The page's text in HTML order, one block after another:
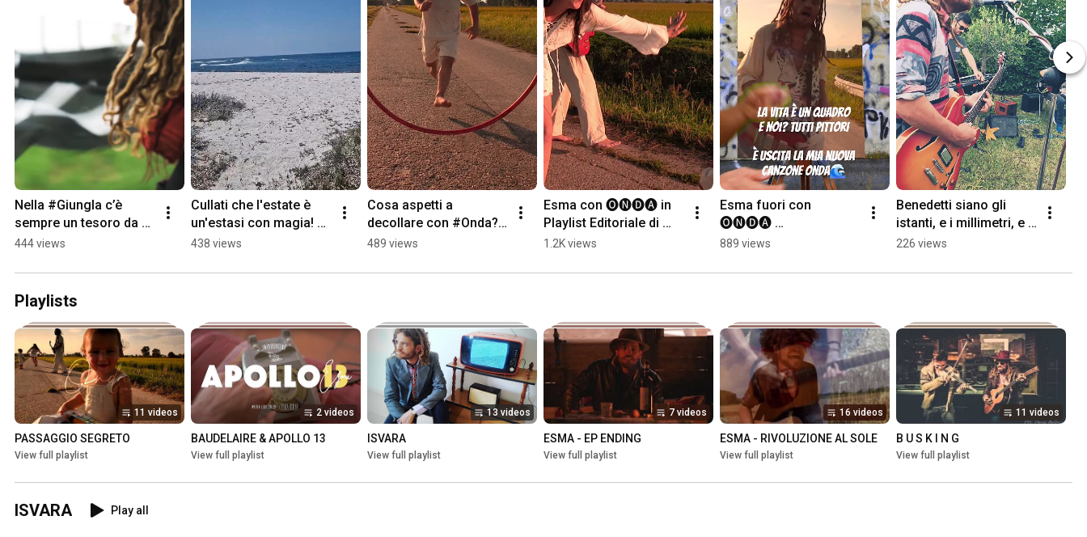
Nella #Giungla c’è
sempre un tesoro da
trovare e quel tesoro
#viral #shorts
444 views
Cullati che l'estate è
un'estasi con magia!
#Onda di #esma è la
@wattmusik
438 views
Cosa aspetti a
decollare con #Onda?
#canzone #virale
489 views
Esma con 🅞🅝🅓🅐 in
Playlist Editoriale di
Spotify 💣
1.2K views
Esma fuori con
🅞🅝🅓🅐
#canzone#viral
889 views
Benedetti siano gli
istanti, e i millimetri, e
le ombre delle piccole
#livemusic
226 views
Playlists
11 videos
PASSAGGIO SEGRETO
View full playlist
2 videos
BAUDELAIRE & APOLLO 13
View full playlist
13 videos
ISVARA
View full playlist
7 videos
ESMA - EP ENDING
View full playlist
16 videos
ESMA - RIVOLUZIONE AL SOLE
View full playlist
11 videos
B U S K I N G
View full playlist
ISVARA Play all